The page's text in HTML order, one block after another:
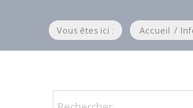
Vous êtes ici : Accueil /